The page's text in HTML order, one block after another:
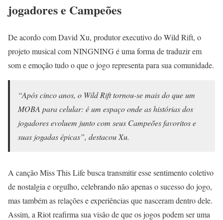
jogadores e Campeões
De acordo com David Xu, produtor executivo do Wild Rift, o
projeto musical com NINGNING é uma forma de traduzir em
som e emoção tudo o que o jogo representa para sua comunidade.
“Após cinco anos, o Wild Rift tornou-se mais do que um
MOBA para celular: é um espaço onde as histórias dos
jogadores evoluem junto com seus Campeões favoritos e
suas jogadas épicas”, destacou Xu.
A canção Miss This Life busca transmitir esse sentimento coletivo
de nostalgia e orgulho, celebrando não apenas o sucesso do jogo,
mas também as relações e experiências que nasceram dentro dele.
Assim, a Riot reafirma sua visão de que os jogos podem ser uma